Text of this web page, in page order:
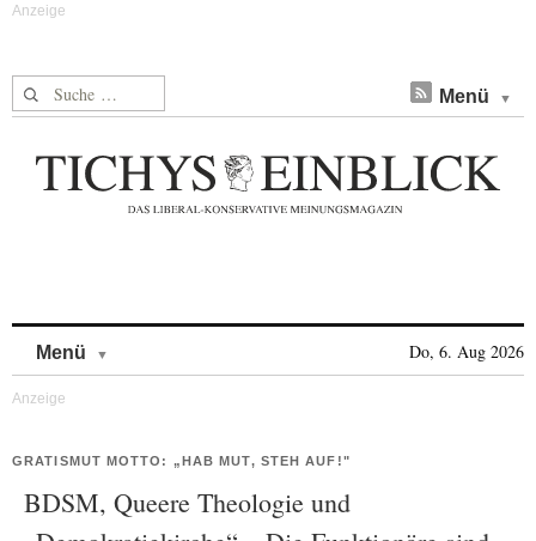
Suche nach: Menü
Menü Do, 6. Aug 2026
GRATISMUT MOTTO: „HAB MUT, STEH AUF!"
BDSM, Queere Theologie und